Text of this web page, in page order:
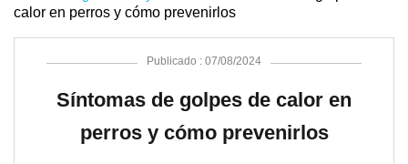
calor en perros y cómo prevenirlos
Publicado : 07/08/2024
Síntomas de golpes de calor en
perros y cómo prevenirlos